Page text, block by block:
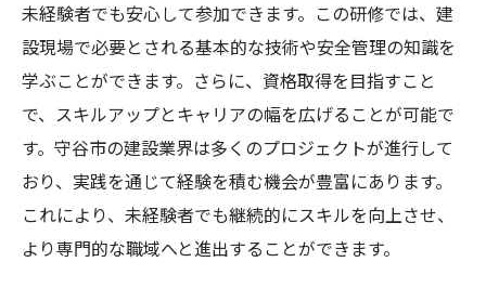
未経験者でも安心して参加できます。この研修では、建
設現場で必要とされる基本的な技術や安全管理の知識を
学ぶことができます。さらに、資格取得を目指すこと
で、スキルアップとキャリアの幅を広げることが可能で
す。守谷市の建設業界は多くのプロジェクトが進行して
おり、実践を通じて経験を積む機会が豊富にあります。
これにより、未経験者でも継続的にスキルを向上させ、
より専門的な職域へと進出することができます。